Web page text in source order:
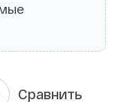
Сравнить